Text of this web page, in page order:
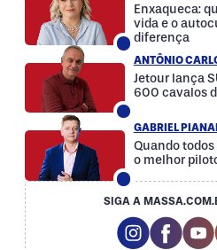
Enxaqueca:
vida e o
diferença
ANTÔNIO
Jetour lança
600 cavalos
GABRIEL
Quando
o melhor
SIGA A
Instagram